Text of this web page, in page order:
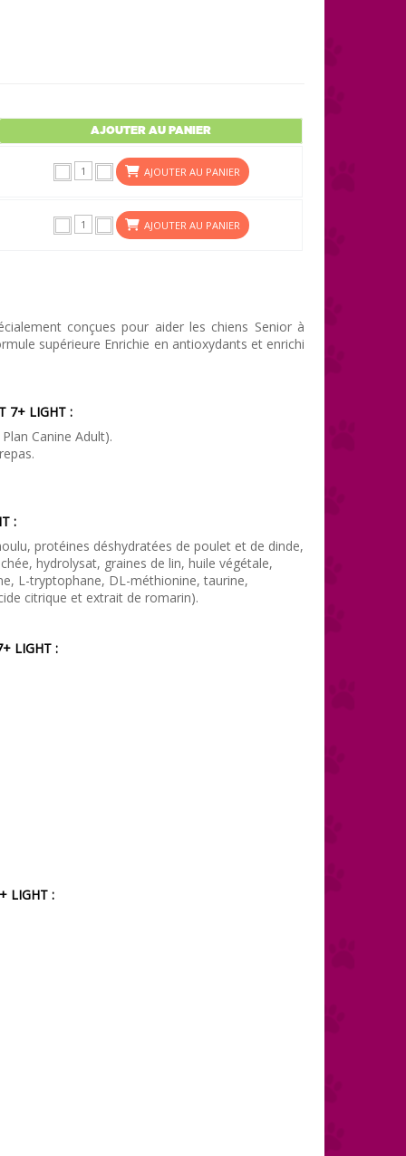
AJOUTER AU PANIER
AJOUTER AU PANIER
AJOUTER AU PANIER
conçues pour aider les chiens Senior à
supérieure Enrichie en antioxydants et enrichi
7+ LIGHT :
Canine Adult).
:
protéines déshydratées de poulet et de dinde,
hydrolysat, graines de lin, huile végétale,
L-tryptophane, DL-méthionine, taurine,
citrique et extrait de romarin).
LIGHT :
LIGHT :